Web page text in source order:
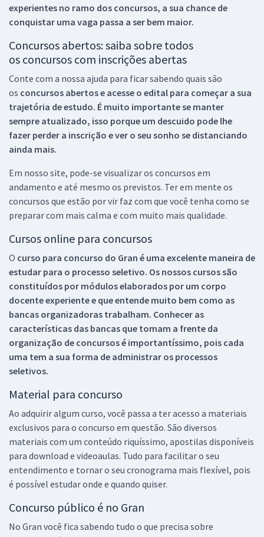
experientes no ramo dos concursos, a sua chance de
conquistar uma vaga passa a ser bem maior.
Concursos abertos: saiba sobre todos
os concursos com inscrições abertas
Conte com a nossa ajuda para ficar sabendo quais são
os concursos abertos e acesse o edital para começar a sua
trajetória de estudo. É muito importante se manter
sempre atualizado, isso porque um descuido pode lhe
fazer perder a inscrição e ver o seu sonho se distanciando
ainda mais.
Em nosso site, pode-se visualizar os concursos em
andamento e até mesmo os previstos. Ter em mente os
concursos que estão por vir faz com que você tenha como se
preparar com mais calma e com muito mais qualidade.
Cursos online para concursos
O curso para concurso do Gran é uma excelente maneira de
estudar para o processo seletivo. Os nossos cursos são
constituídos por módulos elaborados por um corpo
docente experiente e que entende muito bem como as
bancas organizadoras trabalham. Conhecer as
características das bancas que tomam a frente da
organização de concursos é importantíssimo, pois cada
uma tem a sua forma de administrar os processos
seletivos.
Material para concurso
Ao adquirir algum curso, você passa a ter acesso a materiais
exclusivos para o concurso em questão. São diversos
materiais com um conteúdo riquíssimo, apostilas disponíveis
para download e videoaulas. Tudo para facilitar o seu
entendimento e tornar o seu cronograma mais flexível, pois
é possível estudar onde e quando quiser.
Concurso público é no Gran
No Gran você fica sabendo tudo o que precisa sobre